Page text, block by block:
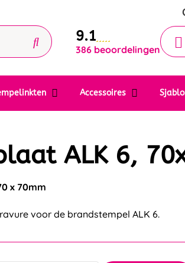
9.1
386 beoordelingen
Accessoires
Krijg een
Chat 24/7 met
Contact
ALK 6,
x 70mm
voor de brandstempel ALK 6.